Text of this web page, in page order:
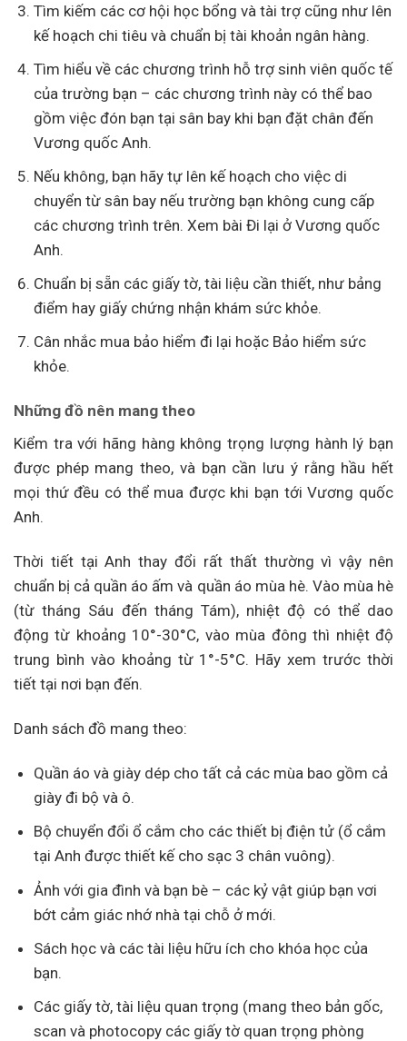
Tìm kiếm các cơ hội học bổng và tài trợ cũng như lên
kế hoạch chi tiêu và chuẩn bị tài khoản ngân hàng.
Tìm hiểu về các chương trình hỗ trợ sinh viên quốc tế
của trường bạn – các chương trình này có thể bao
gồm việc đón bạn tại sân bay khi bạn đặt chân đến
Vương quốc Anh.
Nếu không, bạn hãy tự lên kế hoạch cho việc di
chuyển từ sân bay nếu trường bạn không cung cấp
các chương trình trên. Xem bài Đi lại ở Vương quốc
Anh.
Chuẩn bị sẵn các giấy tờ, tài liệu cần thiết, như bảng
điểm hay giấy chứng nhận khám sức khỏe.
Cân nhắc mua bảo hiểm đi lại hoặc Bảo hiểm sức
khỏe.
Những đồ nên mang theo
Kiểm tra với hãng hàng không trọng lượng hành lý bạn
được phép mang theo, và bạn cần lưu ý rằng hầu hết
mọi thứ đều có thể mua được khi bạn tới Vương quốc
Anh.
Thời tiết tại Anh thay đổi rất thất thường vì vậy nên
chuẩn bị cả quần áo ấm và quần áo mùa hè. Vào mùa hè
(từ tháng Sáu đến tháng Tám), nhiệt độ có thể dao
động từ khoảng 10°-30°C, vào mùa đông thì nhiệt độ
trung bình vào khoảng từ 1°-5°C. Hãy xem trước thời
tiết tại nơi bạn đến.
Danh sách đồ mang theo:
Quần áo và giày dép cho tất cả các mùa bao gồm cả
giày đi bộ và ô.
Bộ chuyển đổi ổ cắm cho các thiết bị điện tử (ổ cắm
tại Anh được thiết kế cho sạc 3 chân vuông).
Ảnh với gia đình và bạn bè – các kỷ vật giúp bạn vơi
bớt cảm giác nhớ nhà tại chỗ ở mới.
Sách học và các tài liệu hữu ích cho khóa học của
bạn.
Các giấy tờ, tài liệu quan trọng (mang theo bản gốc,
scan và photocopy các giấy tờ quan trọng phòng